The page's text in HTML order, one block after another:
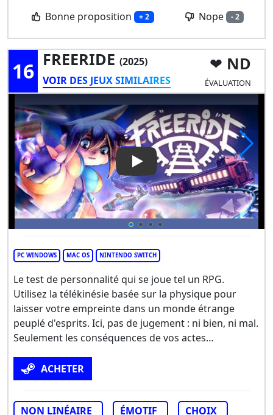
Bonne proposition + 2 Nope - 2
16 FREERIDE (2025)
VOIR DES JEUX SIMILAIRES
ND
ÉVALUATION
Play Video: FREERIDE
PC WINDOWS MAC OS NINTENDO SWITCH
Le test de personnalité qui se joue tel un RPG.
Utilisez la télékinésie basée sur la physique pour
laisser votre empreinte dans un monde étrange
peuplé d'esprits. Ici, pas de jugement : ni bien, ni mal.
Seulement les conséquences de vos actes…
ACHETER
NON LINÉAIRE ÉMOTIF CHOIX